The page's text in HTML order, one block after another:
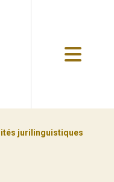
jurilinguistiques